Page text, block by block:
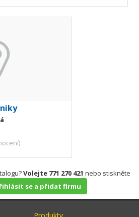
Volejte 771 270 421 nebo stiskněte
se a přidat firmu